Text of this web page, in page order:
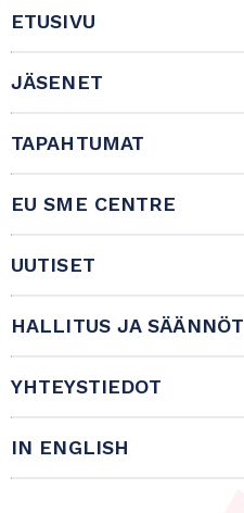
ETUSIVU
JÄSENET
TAPAHTUMAT
EU SME CENTRE
UUTISET
HALLITUS JA SÄÄNNÖT
YHTEYSTIEDOT
IN ENGLISH